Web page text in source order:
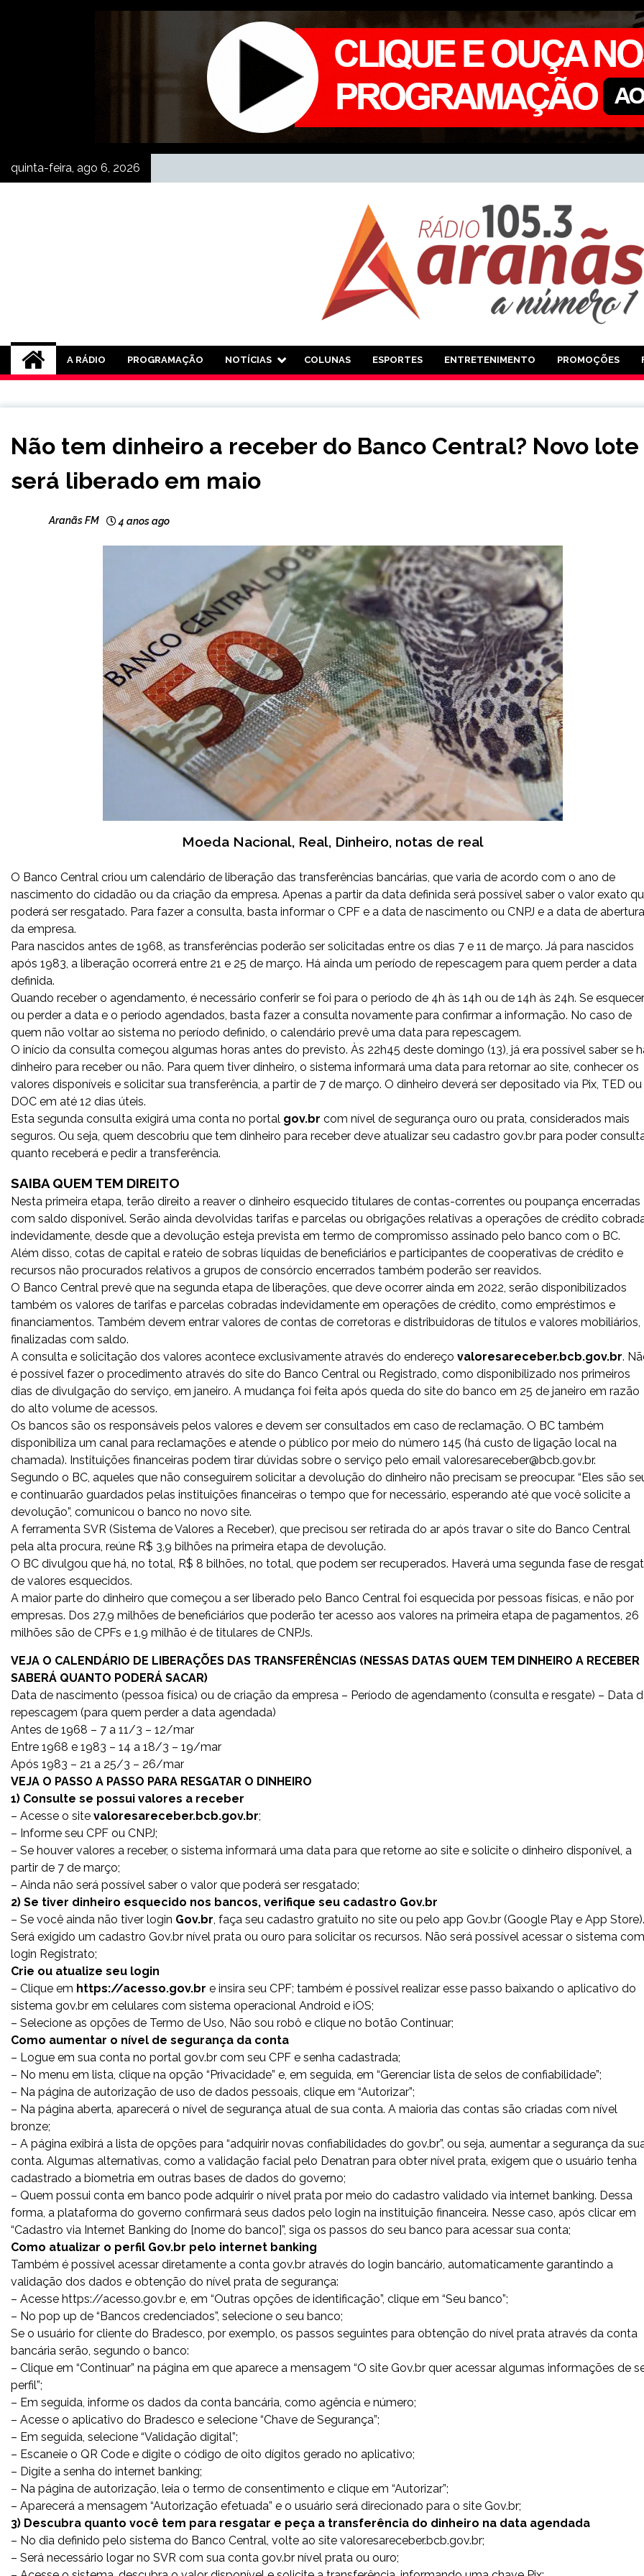
quinta-feira, ago 6, 2026
Rádio Aranãs 105.3
A RÁDIO PROGRAMAÇÃO NOTÍCIAS COLUNAS ESPORTES ENTRETENIMENTO PROMOÇÕES
NOTÍCIAS
Não tem dinheiro a receber do Banco Central? Novo lote
será liberado em maio
Aranãs FM 4 anos ago
Moeda Nacional, Real, Dinheiro, notas de real
O Banco Central criou um calendário de liberação das transferências bancárias, que varia de acordo com o ano de
nascimento do cidadão ou da criação da empresa. Apenas a partir da data definida será possível saber o valor exato
poderá ser resgatado. Para fazer a consulta, basta informar o CPF e a data de nascimento ou CNPJ e a data de abertura
da empresa.
Para nascidos antes de 1968, as transferências poderão ser solicitadas entre os dias 7 e 11 de março. Já para nascidos
após 1983, a liberação ocorrerá entre 21 e 25 de março. Há ainda um período de repescagem para quem perder a data
definida.
Quando receber o agendamento, é necessário conferir se foi para o período de 4h às 14h ou de 14h às 24h. Se esquecer
ou perder a data e o período agendados, basta fazer a consulta novamente para confirmar a informação. No caso de
quem não voltar ao sistema no período definido, o calendário prevê uma data para repescagem.
O início da consulta começou algumas horas antes do previsto. Às 22h45 deste domingo (13), já era possível saber se
dinheiro para receber ou não. Para quem tiver dinheiro, o sistema informará uma data para retornar ao site, conhecer os
valores disponíveis e solicitar sua transferência, a partir de 7 de março. O dinheiro deverá ser depositado via Pix, TED ou
DOC em até 12 dias úteis.
Esta segunda consulta exigirá uma conta no portal gov.br com nível de segurança ouro ou prata, considerados mais
seguros. Ou seja, quem descobriu que tem dinheiro para receber deve atualizar seu cadastro gov.br para poder
quanto receberá e pedir a transferência.
SAIBA QUEM TEM DIREITO
Nesta primeira etapa, terão direito a reaver o dinheiro esquecido titulares de contas-correntes ou poupança encerradas
com saldo disponível. Serão ainda devolvidas tarifas e parcelas ou obrigações relativas a operações de crédito
indevidamente, desde que a devolução esteja prevista em termo de compromisso assinado pelo banco com o BC.
Além disso, cotas de capital e rateio de sobras líquidas de beneficiários e participantes de cooperativas de crédito e
recursos não procurados relativos a grupos de consórcio encerrados também poderão ser reavidos.
O Banco Central prevê que na segunda etapa de liberações, que deve ocorrer ainda em 2022, serão disponibilizados
também os valores de tarifas e parcelas cobradas indevidamente em operações de crédito, como empréstimos e
financiamentos. Também devem entrar valores de contas de corretoras e distribuidoras de títulos e valores mobiliários,
finalizadas com saldo.
A consulta e solicitação dos valores acontece exclusivamente através do endereço valoresareceber.bcb.gov.br.
é possível fazer o procedimento através do site do Banco Central ou Registrado, como disponibilizado nos primeiros
dias de divulgação do serviço, em janeiro. A mudança foi feita após queda do site do banco em 25 de janeiro em razão
do alto volume de acessos.
Os bancos são os responsáveis pelos valores e devem ser consultados em caso de reclamação. O BC também
disponibiliza um canal para reclamações e atende o público por meio do número 145 (há custo de ligação local na
chamada). Instituições financeiras podem tirar dúvidas sobre o serviço pelo email valoresareceber@bcb.gov.br.
Segundo o BC, aqueles que não conseguirem solicitar a devolução do dinheiro não precisam se preocupar. “Eles são
e continuarão guardados pelas instituições financeiras o tempo que for necessário, esperando até que você solicite a
devolução”, comunicou o banco no novo site.
A ferramenta SVR (Sistema de Valores a Receber), que precisou ser retirada do ar após travar o site do Banco Central
pela alta procura, reúne R$ 3,9 bilhões na primeira etapa de devolução.
O BC divulgou que há, no total, R$ 8 bilhões, no total, que podem ser recuperados. Haverá uma segunda fase de
de valores esquecidos.
A maior parte do dinheiro que começou a ser liberado pelo Banco Central foi esquecida por pessoas físicas, e não por
empresas. Dos 27,9 milhões de beneficiários que poderão ter acesso aos valores na primeira etapa de pagamentos, 26
milhões são de CPFs e 1,9 milhão é de titulares de CNPJs.
VEJA O CALENDÁRIO DE LIBERAÇÕES DAS TRANSFERÊNCIAS (NESSAS DATAS QUEM TEM DINHEIRO A RECEBER
SABERÁ QUANTO PODERÁ SACAR)
Data de nascimento (pessoa física) ou de criação da empresa – Período de agendamento (consulta e resgate) – Data
repescagem (para quem perder a data agendada)
Antes de 1968 – 7 a 11/3 – 12/mar
Entre 1968 e 1983 – 14 a 18/3 – 19/mar
Após 1983 – 21 a 25/3 – 26/mar
VEJA O PASSO A PASSO PARA RESGATAR O DINHEIRO
1) Consulte se possui valores a receber
– Acesse o site valoresareceber.bcb.gov.br;
– Informe seu CPF ou CNPJ;
– Se houver valores a receber, o sistema informará uma data para que retorne ao site e solicite o dinheiro disponível, a
partir de 7 de março;
– Ainda não será possível saber o valor que poderá ser resgatado;
2) Se tiver dinheiro esquecido nos bancos, verifique seu cadastro Gov.br
– Se você ainda não tiver login Gov.br , faça seu cadastro gratuito no site ou pelo app Gov.br (Google Play e App Store).
Será exigido um cadastro Gov.br nível prata ou ouro para solicitar os recursos. Não será possível acessar o sistema com
login Registrato;
Crie ou atualize seu login
– Clique em https://acesso.gov.br e insira seu CPF; também é possível realizar esse passo baixando o aplicativo do
sistema gov.br em celulares com sistema operacional Android e iOS;
– Selecione as opções de Termo de Uso, Não sou robô e clique no botão Continuar;
Como aumentar o nível de segurança da conta
– Logue em sua conta no portal gov.br com seu CPF e senha cadastrada;
– No menu em lista, clique na opção “Privacidade” e, em seguida, em “Gerenciar lista de selos de confiabilidade”;
– Na página de autorização de uso de dados pessoais, clique em “Autorizar”;
– Na página aberta, aparecerá o nível de segurança atual de sua conta. A maioria das contas são criadas com nível
bronze;
– A página exibirá a lista de opções para “adquirir novas confiabilidades do gov.br”, ou seja, aumentar a segurança da
conta. Algumas alternativas, como a validação facial pelo Denatran para obter nível prata, exigem que o usuário tenha
cadastrado a biometria em outras bases de dados do governo;
– Quem possui conta em banco pode adquirir o nível prata por meio do cadastro validado via internet banking. Dessa
forma, a plataforma do governo confirmará seus dados pelo login na instituição financeira. Nesse caso, após clicar em
“Cadastro via Internet Banking do [nome do banco]”, siga os passos do seu banco para acessar sua conta;
Como atualizar o perfil Gov.br pelo internet banking
Também é possível acessar diretamente a conta gov.br através do login bancário, automaticamente garantindo a
validação dos dados e obtenção do nível prata de segurança:
– Acesse https://acesso.gov.br e, em “Outras opções de identificação”, clique em “Seu banco”;
– No pop up de “Bancos credenciados”, selecione o seu banco;
Se o usuário for cliente do Bradesco, por exemplo, os passos seguintes para obtenção do nível prata através da conta
bancária serão, segundo o banco:
– Clique em “Continuar” na página em que aparece a mensagem “O site Gov.br quer acessar algumas informações de
perfil”;
– Em seguida, informe os dados da conta bancária, como agência e número;
– Acesse o aplicativo do Bradesco e selecione “Chave de Segurança”;
– Em seguida, selecione “Validação digital”;
– Escaneie o QR Code e digite o código de oito dígitos gerado no aplicativo;
– Digite a senha do internet banking;
– Na página de autorização, leia o termo de consentimento e clique em “Autorizar”;
– Aparecerá a mensagem “Autorização efetuada” e o usuário será direcionado para o site Gov.br;
3) Descubra quanto você tem para resgatar e peça a transferência do dinheiro na data agendada
– No dia definido pelo sistema do Banco Central, volte ao site valoresareceber.bcb.gov.br;
– Será necessário logar no SVR com sua conta gov.br nível prata ou ouro;